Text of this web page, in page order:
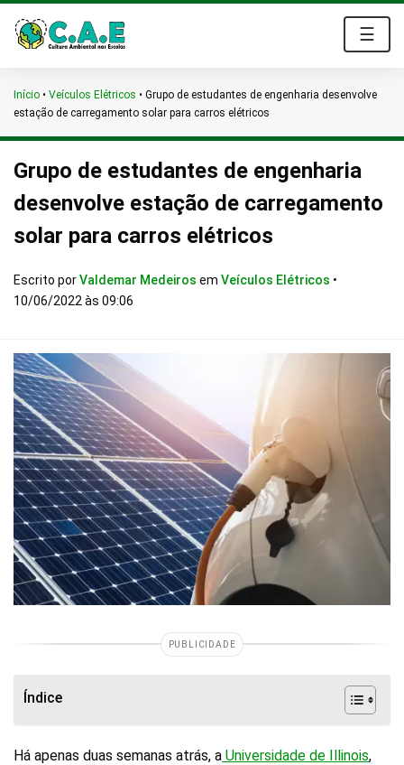
☰
Início • Veículos Elétricos • Grupo de estudantes de engenharia desenvolve
estação de carregamento solar para carros elétricos
Grupo de estudantes de engenharia
desenvolve estação de carregamento
solar para carros elétricos
Escrito porValdemar Medeiros em Veículos Elétricos •
10/06/2022 às 09:06
PUBLICIDADE
Índice
Há apenas duas semanas atrás, a Universidade de Illinois,